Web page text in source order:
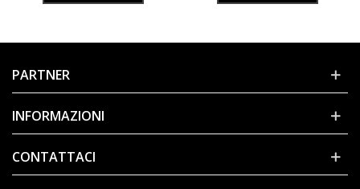
PARTNER
INFORMAZIONI
CONTATTACI